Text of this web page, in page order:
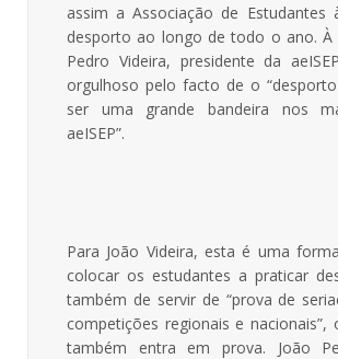
assim a Associação de Estudantes
desporto ao longo de todo o ano. À
Pedro Videira, presidente da
orgulhoso pelo facto de o
ser uma grande bandeira nos
aeISEP”.
Para João Videira, esta é uma
colocar os estudantes a praticar
também de servir de “prova de
competições regionais e nacionais”,
também entra em prova. João